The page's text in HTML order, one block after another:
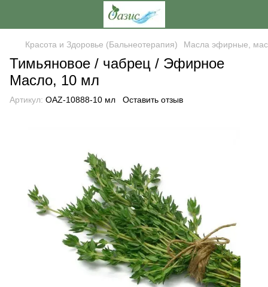
Красота и Здоровье (Бальнеотерапия) Масла эфирные,
Тимьяновое / чабрец / Эфирное
Масло, 10 мл
Артикул: OAZ-10888-10 мл Оставить отзыв